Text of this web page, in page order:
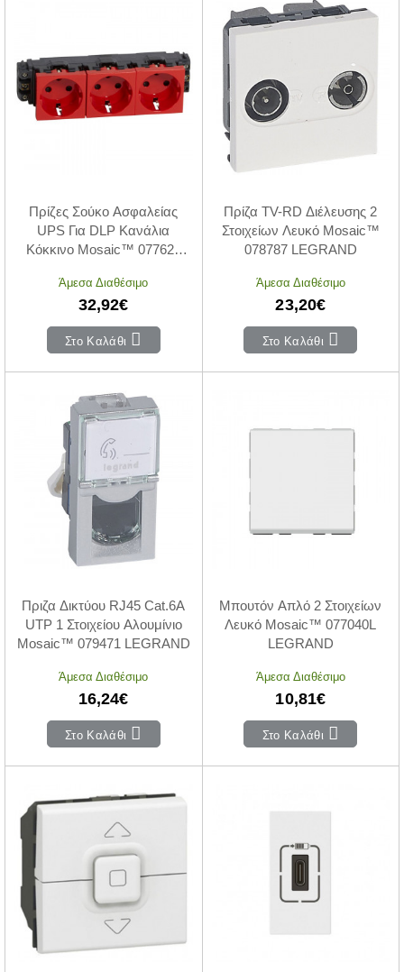
Πρίζες Σούκο Ασφαλείας
UPS Για DLP Κανάλια
Κόκκινο Mosaic™ 077623
Άμεσα Διαθέσιμο
32,92€
Στο Καλάθι
Πρίζα TV-RD Διέλευσης 2
Στοιχείων Λευκό Mosaic™
078787 LEGRAND
Άμεσα Διαθέσιμο
23,20€
Στο Καλάθι
Πριζα Δικτύου RJ45 Cat.6A
UTP 1 Στοιχείου Αλουμίνιο
Mosaic™ 079471 LEGRAND
Άμεσα Διαθέσιμο
16,24€
Στο Καλάθι
Μπουτόν Απλό 2 Στοιχείων
Λευκό Mosaic™ 077040L
LEGRAND
Άμεσα Διαθέσιμο
10,81€
Στο Καλάθι